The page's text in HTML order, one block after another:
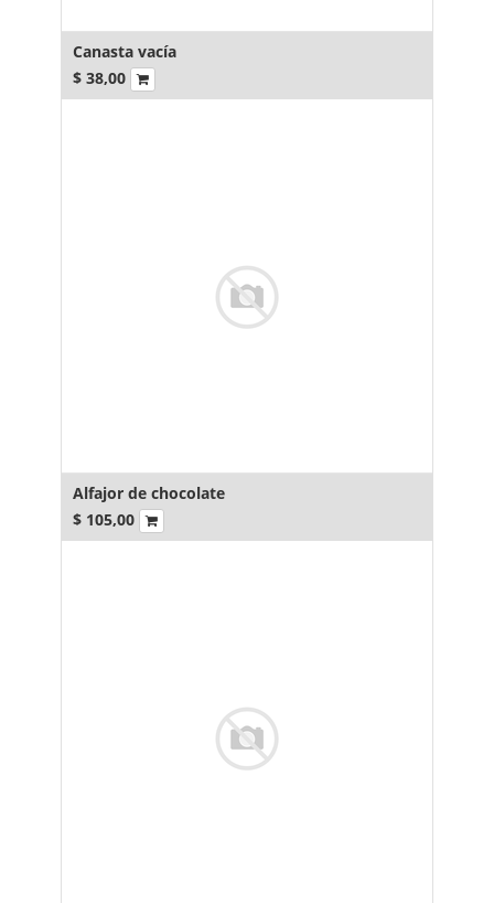
Canasta vacía
$ 38,00
Alfajor de chocolate
$ 105,00